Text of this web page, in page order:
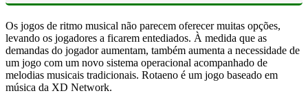
Os jogos de ritmo musical não parecem oferecer muitas opções,
levando os jogadores a ficarem entediados. À medida que as
demandas do jogador aumentam, também aumenta a necessidade de
um jogo com um novo sistema operacional acompanhado de
melodias musicais tradicionais. Rotaeno é um jogo baseado em
música da XD Network.